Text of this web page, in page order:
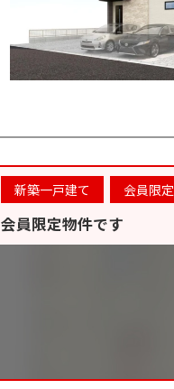
新築一戸建て 会員限定
会員限定物件です